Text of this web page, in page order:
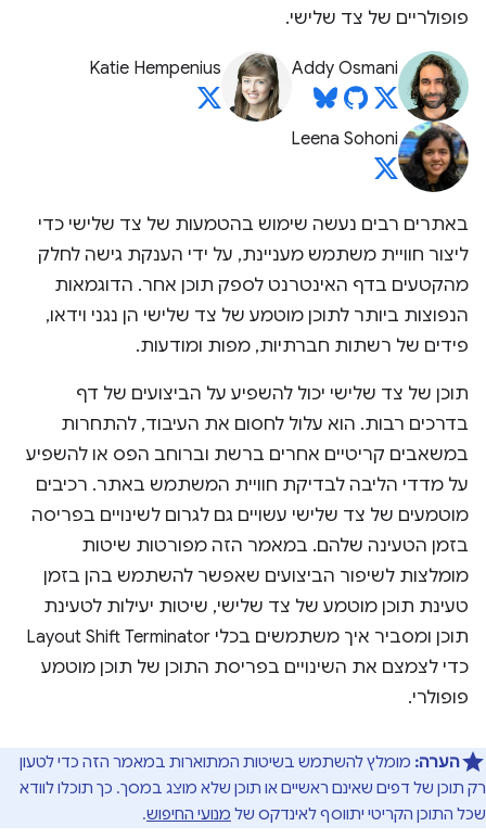
פופולריים של צד שלישי.
Addy Osmani
Katie Hempenius
Leena Sohoni
באתרים רבים נעשה שימוש בהטמעות של צד שלישי כדי
ליצור חוויית משתמש מעניינת, על ידי הענקת גישה לחלק
מהקטעים בדף האינטרנט לספק תוכן אחר. הדוגמאות
הנפוצות ביותר לתוכן מוטמע של צד שלישי הן נגני וידאו,
פידים של רשתות חברתיות, מפות ומודעות.
תוכן של צד שלישי יכול להשפיע על הביצועים של דף
בדרכים רבות. הוא עלול לחסום את העיבוד, להתחרות
במשאבים קריטיים אחרים ברשת וברוחב הפס או להשפיע
על מדדי הליבה לבדיקת חוויית המשתמש באתר. רכיבים
מוטמעים של צד שלישי עשויים גם לגרום לשינויים בפריסה
בזמן הטעינה שלהם. במאמר הזה מפורטות שיטות
מומלצות לשיפור הביצועים שאפשר להשתמש בהן בזמן
טעינת תוכן מוטמע של צד שלישי, שיטות יעילות לטעינת
תוכן ומסביר איך משתמשים בכלי Layout Shift Terminator
כדי לצמצם את השינויים בפריסת התוכן של תוכן מוטמע
פופולרי.
הערה: מומלץ להשתמש בשיטות המתוארות במאמר הזה כדי לטעון
רק תוכן של דפים שאינם ראשיים או תוכן שלא מוצג במסך. כך תוכלו לוודא
שכל התוכן הקריטי יתווסף לאינדקס של מנועי החיפוש.